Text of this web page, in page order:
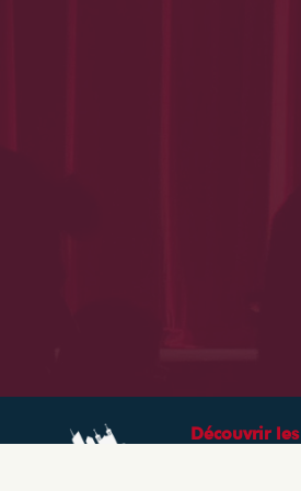
Découvrir les